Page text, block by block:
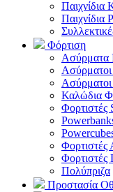
Παιχνίδια
Παιχνίδια
Φόρτιση
Ασύρματα
Ασύρματοι
Καλώδια
Φορτιστές
Φορτιστές
Πολύπριζα
Προστασία